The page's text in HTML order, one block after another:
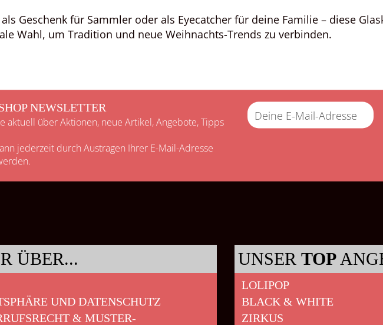
Geschenk für Sammler oder als Eyecatcher für deine Familie – diese
Wahl, um Tradition und neue Weihnachts-Trends zu verbinden.
NEWSLETTER
aktuell über Aktionen, neue Artikel, Angebote, Tipps
jederzeit durch Austragen Ihrer E-Mail-Adresse
ÜBER...
UND DATENSCHUTZ
& MUSTER-
UNSER TOP
LOLIPOP
BLACK & WHITE
ZIRKUS